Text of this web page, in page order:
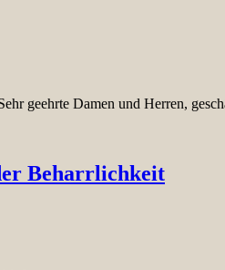
geehrte Damen und Herren,
Beharrlichkeit